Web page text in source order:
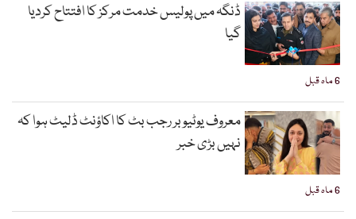
6 ماہ قبل
ڈنگہ میں پولیس خدمت مرکز کا افتتاح کردیا
گیا
6 ماہ قبل
معروف یوٹیوبر رجب بٹ کا اکاؤنٹ ڈلیٹ ہوا کہ
نہیں بڑی خبر